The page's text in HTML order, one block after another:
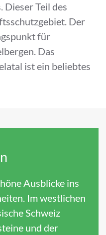
Dieser Teil des
Der
für
Das
ist ein beliebtes
Ausblicke ins
Im westlichen
Schweiz
und der